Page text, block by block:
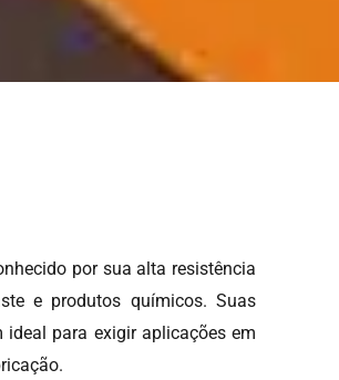
por sua alta resistência
e produtos químicos. Suas
ideal para exigir aplicações em